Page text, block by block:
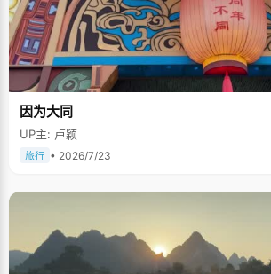
因为大同
UP主: 卢颖
旅行 • 2026/7/23